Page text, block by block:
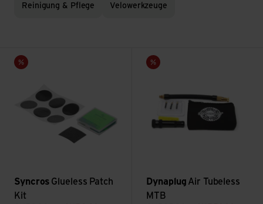
Reinigung & Pflege Velowerkzeuge
Sale
Syncros Glueless Patch
Kit
Glueless Patch Kit ansehen
Sale
Dynaplug Air Tubeless
MTB
Air Tubeless MTB ansehen